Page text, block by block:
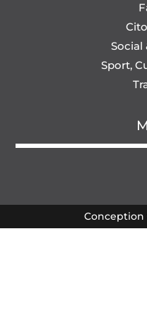
Social
Sport,
Conception